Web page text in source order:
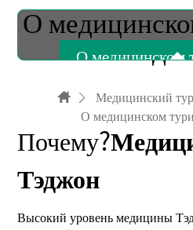
О медицинском
Необходимая
Агентства
О
Медицинский
О медицинском
Почему?
Тэджон
Высокий уровень медицины